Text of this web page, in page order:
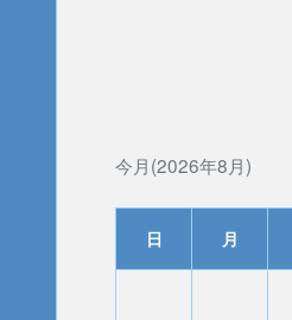
今月(2026年8月)
日 月